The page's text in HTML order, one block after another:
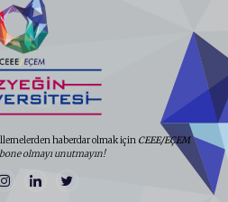
haberdar olmak için CEEE/EÇEM
olmayı unutmayın!